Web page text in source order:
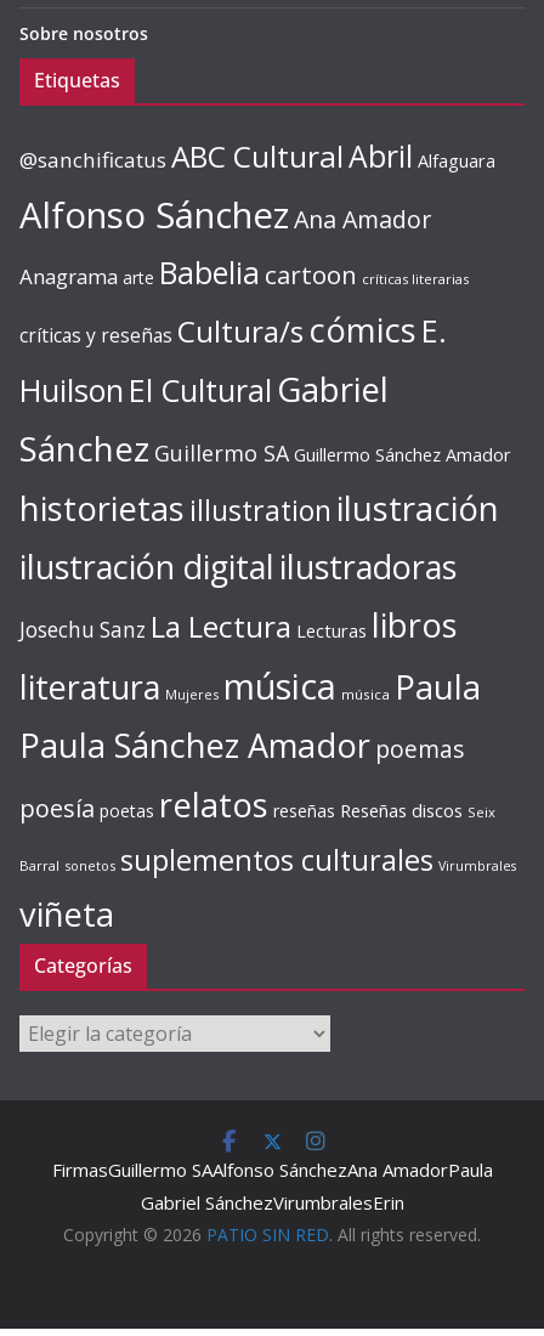
Sobre nosotros
Etiquetas
@sanchificatus ABC CulturalAbril Alfaguara
Alfonso SánchezAna Amador
Anagrama arte Babelia cartoon críticas literarias
críticas y reseñas Cultura/s cómics E.
Huilson El Cultural Gabriel
Sánchez Guillermo SA Guillermo Sánchez Amador
historietas illustration ilustración
ilustración digital ilustradoras
Josechu Sanz La Lectura Lecturas libros
literatura Mujeres música música Paula
Paula Sánchez Amador poemas
poesía poetas relatos reseñas Reseñas discos Seix
Barral sonetos suplementos culturales Virumbrales
viñeta
Categorías
Categorías
FirmasGuillermo SAAlfonso SánchezAna AmadorPaula
Gabriel SánchezVirumbralesErin
Copyright © 2026 PATIO SIN RED. All rights reserved.